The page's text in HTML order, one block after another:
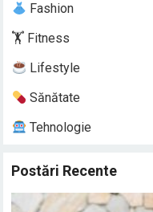
Fashion
🏋️ Fitness
Lifestyle
Sănătate
Tehnologie
Postări Recente